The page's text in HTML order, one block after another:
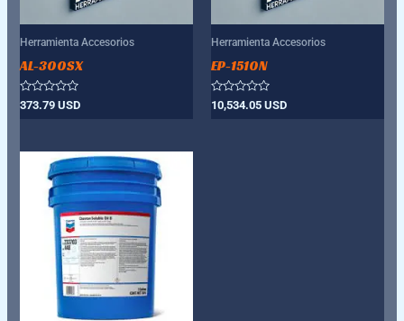
Herramienta Accesorios
AL-300SX
Valorado
con
373.79USD
Herramienta Accesorios
EP-1510N
Valorado
con
10,534.05 USD